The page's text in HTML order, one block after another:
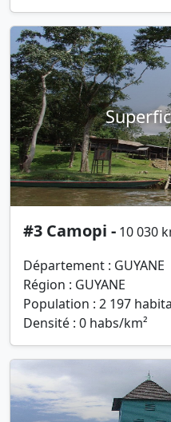
#3 Camopi - 10 030
Département : GUYANE
Région : GUYANE
Population : 2 197
Densité : 0 habs/km²